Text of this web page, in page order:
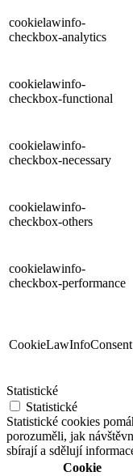
cookielawinfo-
checkbox-analytics
cookielawinfo-
checkbox-functional
cookielawinfo-
checkbox-necessary
cookielawinfo-
checkbox-others
cookielawinfo-
checkbox-performance
CookieLawInfoConsent
Statistické
Statistické
Statistické cookies
porozuměli, jak
sbírají a sdělují
Cookie